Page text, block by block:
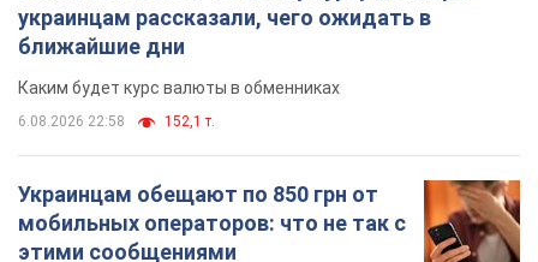
6.08.2026 21:02 16,8 т.
Самый дорогой футболист
"Динамо" забил "Карабаху" уже на
6.08.2026 20:48